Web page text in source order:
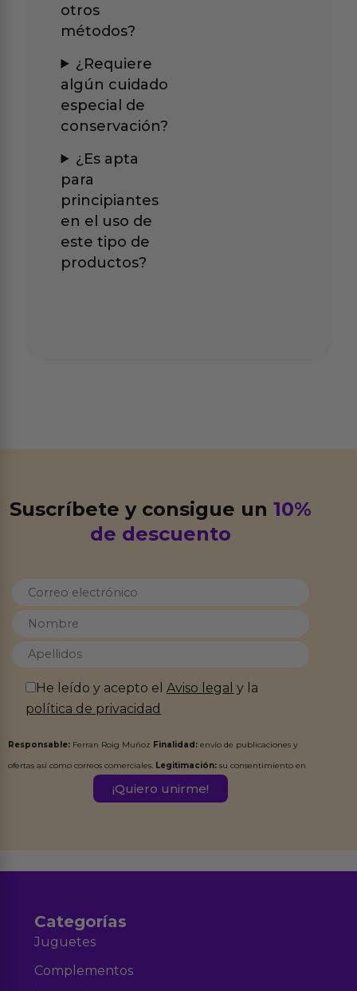
otros
métodos?
¿Requiere
algún cuidado
especial de
conservación?
¿Es apta
para
principiantes
en el uso de
este tipo de
productos?
Suscríbete y consigue un10%
de descuento
He leído y acepto elAviso legal y la
política de privacidad
Responsable: Ferran Roig Muñoz Finalidad: envío de publicaciones y
ofertas así como correos comerciales. Legitimación: su consentimiento en
Destinatarios:Ferran Roig Muñoz. Podrás ejercer tus
Categorías
Juguetes
Complementos